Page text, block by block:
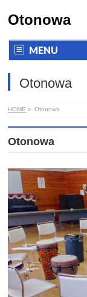
Otonowa
MENU
Otonowa
HOME » Otonowa
Otonowa